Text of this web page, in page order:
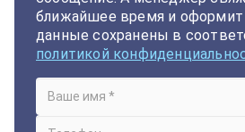
ближайшее время и оформит
данные сохранены в
политикой